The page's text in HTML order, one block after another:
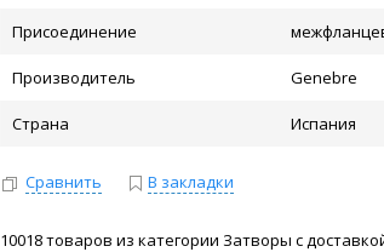
Присоединение
Производитель Genebre
Страна Испания
Сравнить В закладки
10018 товаров из категории Затворы с